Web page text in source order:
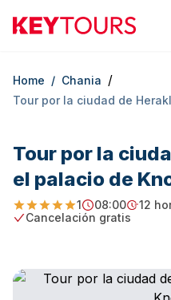
Keytours
Home / Chania /
Tour por la ciudad de
Tour por la
el palacio de
5
1
Starting Time
08:00 12
Free Cancellation
Cancelación gratis